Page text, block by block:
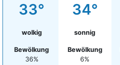
33°
wolkig
Bewölkung
36%
34°
sonnig
Bewölkung
6%